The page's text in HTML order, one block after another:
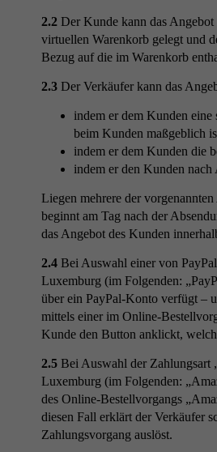
2.2 Der Kunde kann das
virtuellen Warenkorb gelegt und
Bezug auf die im Warenkorb
2.3 Der Verkäufer kann das
indem er dem Kunden
beim Kunden maßgeblich
indem er dem Kunden die
indem er den Kunden
Liegen mehrere der
beginnt am Tag nach der
das Angebot des Kunden
2.4 Bei Auswahl einer von
Luxemburg (im Folgenden:
über ein PayPal-Konto verfügt –
mittels einer im Online-
Kunde den Button anklickt,
2.5 Bei Auswahl der Zahlungsart
Luxemburg (im Folgenden:
des Online-Bestellvorgangs
diesen Fall erklärt der Verkäufer
Zahlungsvorgang auslöst.